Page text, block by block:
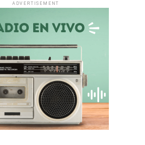
porS/ 70 000quedó
debido a incompatibilidades en los
dejando vulnerable a la zona.
en la
Distrital de San
de Control N° 017-2026-OCI/0446-
ADVERTISEMENT